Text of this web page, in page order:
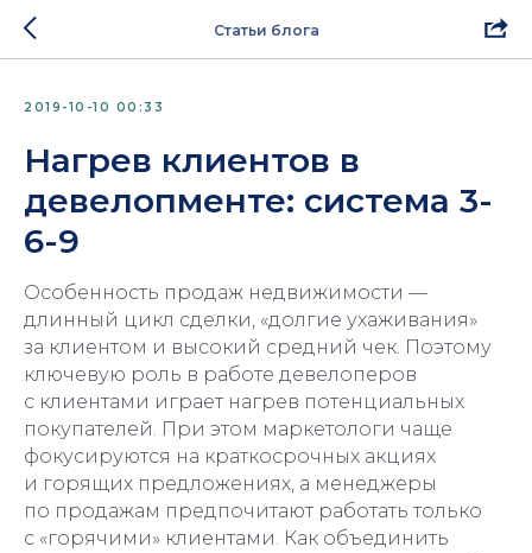
Статьи блога
2019-10-10 00:33
Нагрев клиентов в
девелопменте: система 3-
6-9
Особенность продаж недвижимости —
длинный цикл сделки, «долгие ухаживания»
за клиентом и высокий средний чек. Поэтому
ключевую роль в работе девелоперов
с клиентами играет нагрев потенциальных
покупателей. При этом маркетологи чаще
фокусируются на краткосрочных акциях
и горящих предложениях, а менеджеры
по продажам предпочитают работать только
с «горячими» клиентами. Как объединить